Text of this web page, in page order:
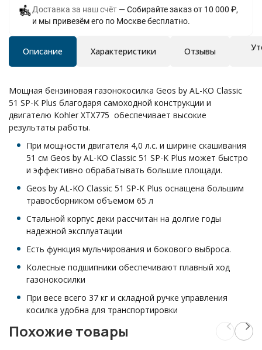
Доставка за наш счёт
Собирайте заказ от 10 000 ₽,
и мы привезём его по Москве бесплатно.
Описание Характеристики Отзывы
Мощная бензиновая газонокосилка Geos by AL-KO Classic
51 SP-K Plus благодаря самоходной конструкции и
двигателю Kohler XTX775 обеспечивает высокие
результаты работы.
При мощности двигателя 4,0 л.с. и ширине скашивания
51 см Geos by AL-KO Classic 51 SP-K Plus может быстро
и эффективно обрабатывать большие площади.
Geos by AL-KO Classic 51 SP-K Plus оснащена большим
травосборником объемом 65 л
Стальной корпус деки рассчитан на долгие годы
надежной эксплуатации
Есть функция мульчирования и бокового выброса.
Колесные подшипники обеспечивают плавный ход
газонокосилки
При весе всего 37 кг и складной ручке управления
косилка удобна для транспортировки
Похожие товары